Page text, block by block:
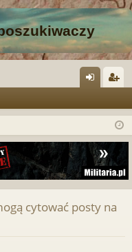
og
si
ę
ej
tru
j
cytować posty na